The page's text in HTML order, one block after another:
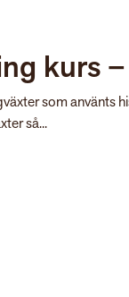
kurs
som använts
så...